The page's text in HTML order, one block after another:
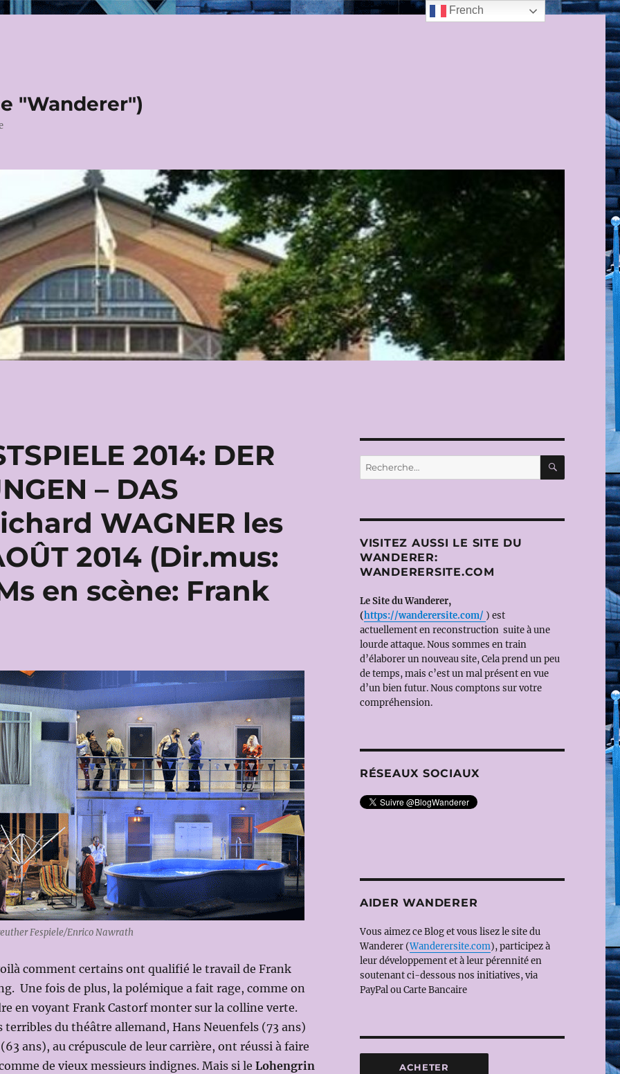
"Wanderer")
2014: DER
– DAS
WAGNER les
2014 (Dir.mus:
en scène: Frank
Fespiele/Enrico Nawrath
comment certains ont qualifié le travail de Frank
Une fois de plus, la polémique a fait rage, comme on
en voyant Frank Castorf monter sur la colline verte.
terribles du théâtre allemand, Hans Neuenfels (73 ans)
ans), au crépuscule de leur carrière, ont réussi à faire
de vieux messieurs indignes. Mais si le Lohengrin
Recherche
pour :
VISITEZ AUSSI LE SITE DU
WANDERER:
WANDERERSITE.COM
Le Site du Wanderer,
(https://wanderersite.com/ ) est
actuellement en reconstruction suite à une
lourde attaque. Nous sommes en train
d’élaborer un nouveau site, Cela prend un peu
de temps, mais c’est un mal présent en vue
d’un bien futur. Nous comptons sur votre
compréhension.
RÉSEAUX SOCIAUX
AIDER WANDERER
Vous aimez ce Blog et vous lisez le site du
Wanderer (Wanderersite.com), participez à
leur développement et à leur pérennité en
soutenant ci-dessous nos initiatives, via
PayPal ou Carte Bancaire
French